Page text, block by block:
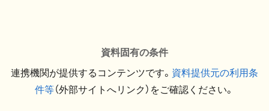
資料固有の条件
連携機関が提供するコンテンツです。 資料提供元の利用条
件等（外部サイトへリンク）をご確認ください。